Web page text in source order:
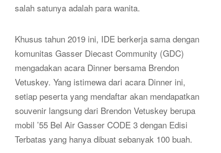
salah satunya adalah para wanita.
Khusus tahun 2019 ini, IDE berkerja sama dengan
komunitas Gasser Diecast Community (GDC)
mengadakan acara Dinner bersama Brendon
Vetuskey. Yang istimewa dari acara Dinner ini,
setiap peserta yang mendaftar akan mendapatkan
souvenir langsung dari Brendon Vetuskey berupa
mobil ’55 Bel Air Gasser CODE 3 dengan Edisi
Terbatas yang hanya dibuat sebanyak 100 buah.